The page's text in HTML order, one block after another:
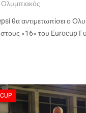
Ολυμπιακός
θα αντιμετωπίσει ο
«16» του Eurocup